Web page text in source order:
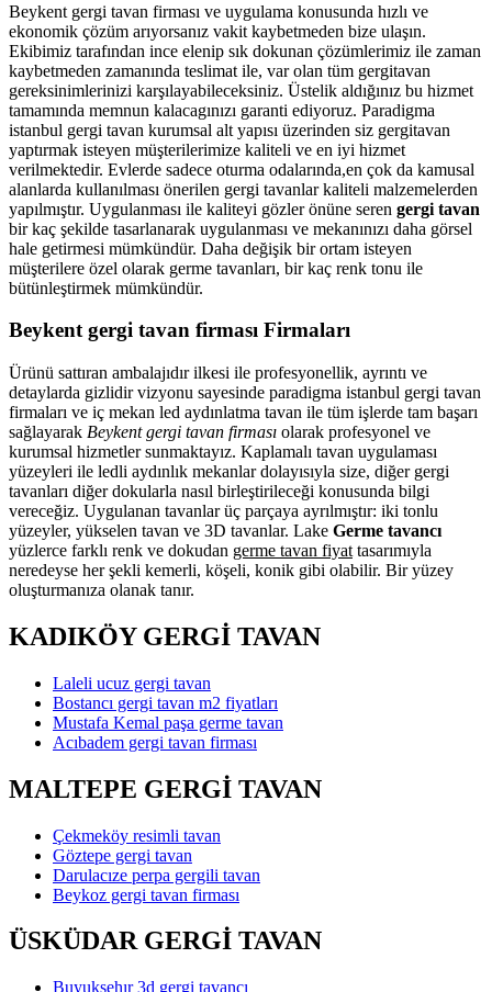
Beykent gergi tavan firması ve uygulama konusunda hızlı ve
ekonomik çözüm arıyorsanız vakit kaybetmeden bize ulaşın.
Ekibimiz tarafından ince elenip sık dokunan çözümlerimiz ile zaman
kaybetmeden zamanında teslimat ile, var olan tüm gergitavan
gereksinimlerinizi karşılayabileceksiniz. Üstelik aldığınız bu hizmet
tamamında memnun kalacagınızı garanti ediyoruz. Paradigma
istanbul gergi tavan kurumsal alt yapısı üzerinden siz gergitavan
yaptırmak isteyen müşterilerimize kaliteli ve en iyi hizmet
verilmektedir. Evlerde sadece oturma odalarında,en çok da kamusal
alanlarda kullanılması önerilen gergi tavanlar kaliteli malzemelerden
yapılmıştır. Uygulanması ile kaliteyi gözler önüne seren gergi tavan
bir kaç şekilde tasarlanarak uygulanması ve mekanınızı daha görsel
hale getirmesi mümkündür. Daha değişik bir ortam isteyen
müşterilere özel olarak germe tavanları, bir kaç renk tonu ile
bütünleştirmek mümkündür.
Beykent gergi tavan firması Firmaları
Ürünü sattıran ambalajıdır ilkesi ile profesyonellik, ayrıntı ve
detaylarda gizlidir vizyonu sayesinde paradigma istanbul gergi tavan
firmaları ve iç mekan led aydınlatma tavan ile tüm işlerde tam başarı
sağlayarak Beykent gergi tavan firması olarak profesyonel ve
kurumsal hizmetler sunmaktayız. Kaplamalı tavan uygulaması
yüzeyleri ile ledli aydınlık mekanlar dolayısıyla size, diğer gergi
tavanları diğer dokularla nasıl birleştirileceği konusunda bilgi
vereceğiz. Uygulanan tavanlar üç parçaya ayrılmıştır: iki tonlu
yüzeyler, yükselen tavan ve 3D tavanlar. Lake Germe tavancı
yüzlerce farklı renk ve dokudan germe tavan fiyat tasarımıyla
neredeyse her şekli kemerli, köşeli, konik gibi olabilir. Bir yüzey
oluşturmanıza olanak tanır.
KADIKÖY GERGİ TAVAN
Laleli ucuz gergi tavan
Bostancı gergi tavan m2 fiyatları
Mustafa Kemal paşa germe tavan
Acıbadem gergi tavan firması
MALTEPE GERGİ TAVAN
Çekmeköy resimli tavan
Göztepe gergi tavan
Darulacıze perpa gergili tavan
Beykoz gergi tavan firması
ÜSKÜDAR GERGİ TAVAN
Buyuksehır 3d gergi tavancı